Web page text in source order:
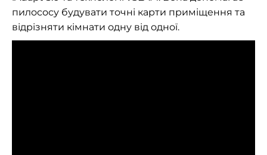
пилососу будувати точні карти приміщення та
відрізняти кімнати одну від одної.